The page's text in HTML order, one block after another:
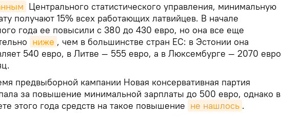
Центрального статистического управления, минимальную
получают 15% всех работающих латвийцев. В начале
года ее повысили с 380 до 430 евро, но она все еще
ниже , чем в большинстве стран ЕС: в Эстонии она
540 евро, в Литве — 555 евро, а в Люксембурге — 2070 евро
предвыборной кампании Новая консервативная партия
за повышение минимальной зарплаты до 500 евро, однако в
этого года средств на такое повышение не нашлось .